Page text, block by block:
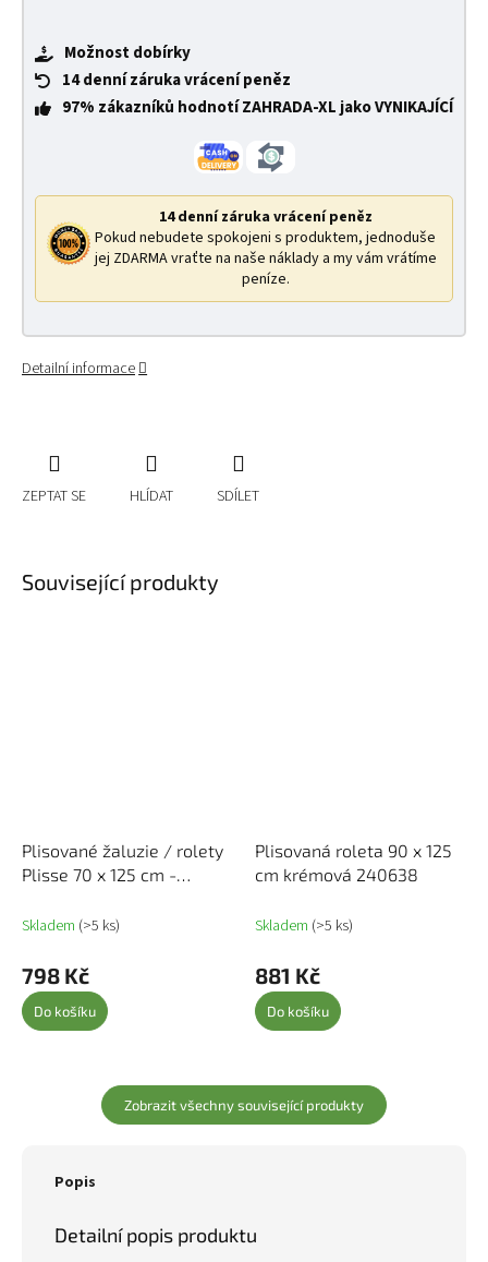
Možnost dobírky
14 denní záruka vrácení peněz
97% zákazníků hodnotí ZAHRADA-XL jako VYNIKAJÍCÍ
14 denní záruka vrácení peněz
Pokud nebudete spokojeni s produktem, jednoduše
jej ZDARMA vraťte na naše náklady a my vám vrátíme
peníze.
Detailní informace
ZEPTAT SE HLÍDAT SDÍLET
Související produkty
Plisované žaluzie / rolety
Plisse 70 x 125 cm -
Skladem (>5 ks)
798 Kč
Do košíku
Plisovaná roleta 90 x 125
cm krémová 240638
Skladem (>5 ks)
881 Kč
Do košíku
Zobrazit všechny související produkty
Popis
Detailní popis produktu